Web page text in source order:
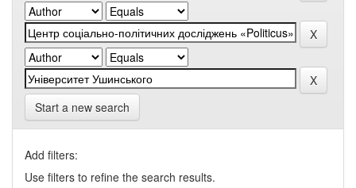
Start a new search
Add filters:
Use filters to refine the search results.